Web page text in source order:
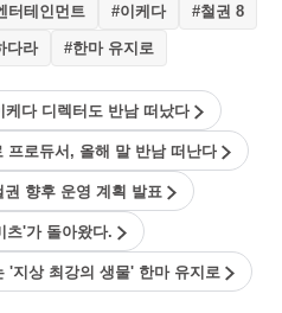
터테인먼트 #이케다 #철권 8
다라 #한마 유지로
다 디렉터도 반남 떠났다
프로듀서, 올해 말 반남 떠난다
향후 운영 계획 발표
츠'가 돌아왔다.
'지상 최강의 생물' 한마 유지로